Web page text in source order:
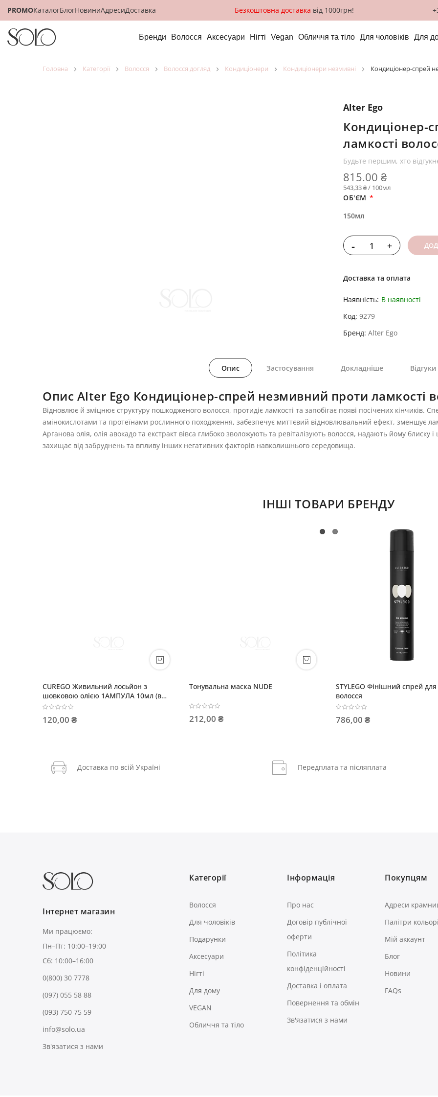
PROMOКаталогБлогНовиниАдресиДоставка Безкоштовна доставка від 1000грн!
Бренди Волосся Аксесуари Нігті Vegan Обличчя та тіло Для чоловіків Для
головна категорії волосся волосся догляд кондиціонери кондиціонери незмивні Кондиціонер-спрей
Alter Ego
Кондиціонер-
ламкості
Будьте першим, хто
815.00 ₴
543,33 ₴ / 100мл
ОБ'ЄМ
150мл
- +
Доставка та оплата
Наявність: В наявності
Код 9279
Бренд Alter Ego
Опис
Опис Alter Ego Кондиціонер-спрей незмивний проти ламкості
Відновлює й зміцнює структуру пошкодженого волосся, протидіє ламкості та запобігає появі посічених кінчиків.
амінокислотами та протеїнами рослинного походження, забезпечує миттєвий відновлювальний ефект, зменшує
Арганова олія, олія авокадо та екстракт вівса глибоко зволожують та ревіталізують волосся, надають йому блиску
захищає від забруднень та впливу інших негативних факторів навколишнього середовища.
Застосування Докладніше Відгуки
ІНШІ ТОВАРИ БРЕНДУ
Тонувальна маска NUDE
212,00 ₴
STYLEGO Фінішний спрей для об'єму
волосся
786,00 ₴
CHROMEGO Маска для фарбованого
1 001,00 ₴
Доставка по всій Україні Передплата та післяплата
Інтернет магазин
Ми працюємо:
Пн–Пт: 10:00–19:00
Сб: 10:00–16:00
0(800) 30 7778
(097) 055 58 88
(093) 750 75 59
info@solo.ua
Зв'язатися з нами
Категорії
Волосся
Для чоловіків
Подарунки
Аксесуари
Нігті
Для дому
VEGAN
Обличчя та тіло
Інформація
Про нас
Договір публічної
оферти
Політика
конфіденційності
Доставка і оплата
Повернення та обмін
Зв'язатися з нами
Покупцям
Адреси
Палітри
Мій аккаунт
Блог
Новини
FAQs